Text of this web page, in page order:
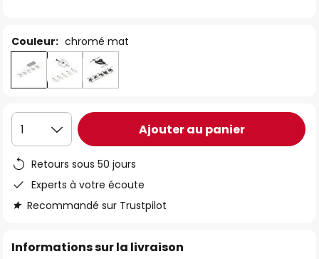
Couleur: chromé mat
1 Ajouter au panier
Retours sous 50 jours
Experts à votre écoute
Recommandé sur Trustpilot
Informations sur la livraison